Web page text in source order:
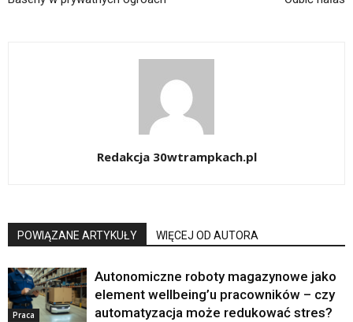
Redakcja 30wtrampkach.pl
POWIĄZANE ARTYKUŁY WIĘCEJ OD AUTORA
Praca
Autonomiczne roboty magazynowe jako
element wellbeing’u pracowników – czy
automatyzacja może redukować stres?